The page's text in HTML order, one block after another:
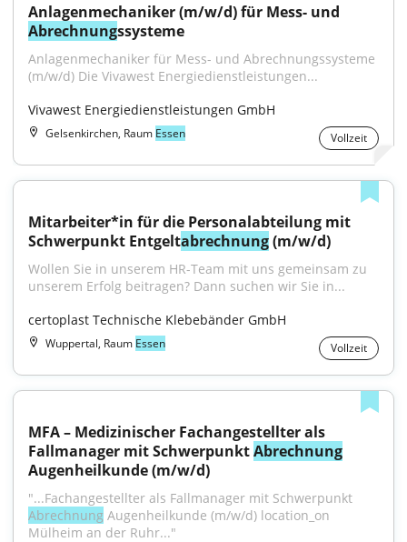
Abrechnungssysteme
Anlagenmechaniker für Mess- und Abrechnungssysteme
(m/w/d) Die Vivawest Energiedienstleistungen...
Vivawest Energiedienstleistungen GmbH
Gelsenkirchen, Raum Essen Vollzeit
Mitarbeiter*in für die Personalabteilung mit
Schwerpunkt Entgeltabrechnung (m/w/d)
Wollen Sie in unserem HR-Team mit uns gemeinsam zu
unserem Erfolg beitragen? Dann suchen wir Sie in...
certoplast Technische Klebebänder GmbH
Wuppertal, Raum Essen Vollzeit
MFA – Medizinischer Fachangestellter als
Fallmanager mit Schwerpunkt Abrechnung
Augenheilkunde (m/w/d)
Abrechnung Augenheilkunde (m/w/d) location_on
Mülheim an der Ruhr..."